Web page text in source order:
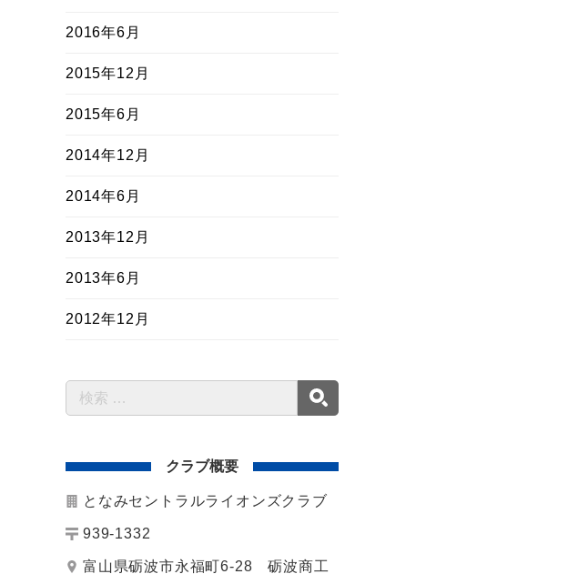
2016年6月
2015年12月
2015年6月
2014年12月
2014年6月
2013年12月
2013年6月
2012年12月
クラブ概要
となみセントラルライオンズクラブ
939-1332
富山県砺波市永福町6-28 砺波商工